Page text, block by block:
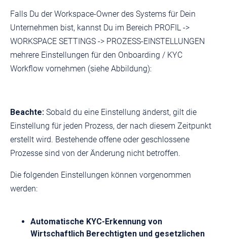
Falls Du der Workspace-Owner des Systems für Dein
Unternehmen bist, kannst Du im Bereich PROFIL ->
WORKSPACE SETTINGS -> PROZESS-EINSTELLUNGEN
mehrere Einstellungen für den Onboarding / KYC
Workflow vornehmen (siehe Abbildung):
Beachte: Sobald du eine Einstellung änderst, gilt die
Einstellung für jeden Prozess, der nach diesem Zeitpunkt
erstellt wird. Bestehende offene oder geschlossene
Prozesse sind von der Änderung nicht betroffen.
Die folgenden Einstellungen können vorgenommen
werden:
Automatische KYC-Erkennung von
Wirtschaftlich Berechtigten und gesetzlichen